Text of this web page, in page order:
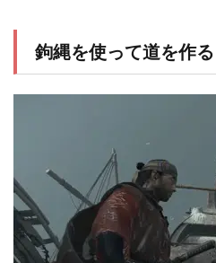
鉤縄を使って道を作る